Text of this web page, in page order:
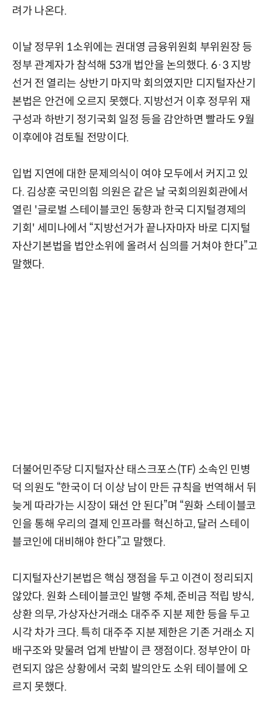
려가 나온다.
이날 정무위 1소위에는 권대영 금융위원회 부위원장 등
정부 관계자가 참석해 53개 법안을 논의했다. 6·3 지방
선거 전 열리는 상반기 마지막 회의였지만 디지털자산기
본법은 안건에 오르지 못했다. 지방선거 이후 정무위 재
구성과 하반기 정기국회 일정 등을 감안하면 빨라도 9월
이후에야 검토될 전망이다.
입법 지연에 대한 문제의식이 여야 모두에서 커지고 있
다. 김상훈 국민의힘 의원은 같은 날 국회의원회관에서
열린 '글로벌 스테이블코인 동향과 한국 디지털경제의
기회' 세미나에서 “지방선거가 끝나자마자 바로 디지털
자산기본법을 법안소위에 올려서 심의를 거쳐야 한다”고
말했다.
더불어민주당 디지털자산 태스크포스(TF) 소속인 민병
덕 의원도 “한국이 더 이상 남이 만든 규칙을 번역해서 뒤
늦게 따라가는 시장이 돼선 안 된다”며 “원화 스테이블코
인을 통해 우리의 결제 인프라를 혁신하고, 달러 스테이
블코인에 대비해야 한다”고 말했다.
디지털자산기본법은 핵심 쟁점을 두고 이견이 정리되지
않았다. 원화 스테이블코인 발행 주체, 준비금 적립 방식,
상환 의무, 가상자산거래소 대주주 지분 제한 등을 두고
시각 차가 크다. 특히 대주주 지분 제한은 기존 거래소 지
배구조와 맞물려 업계 반발이 큰 쟁점이다. 정부안이 마
련되지 않은 상황에서 국회 발의안도 소위 테이블에 오
르지 못했다.